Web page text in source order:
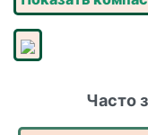
Часто